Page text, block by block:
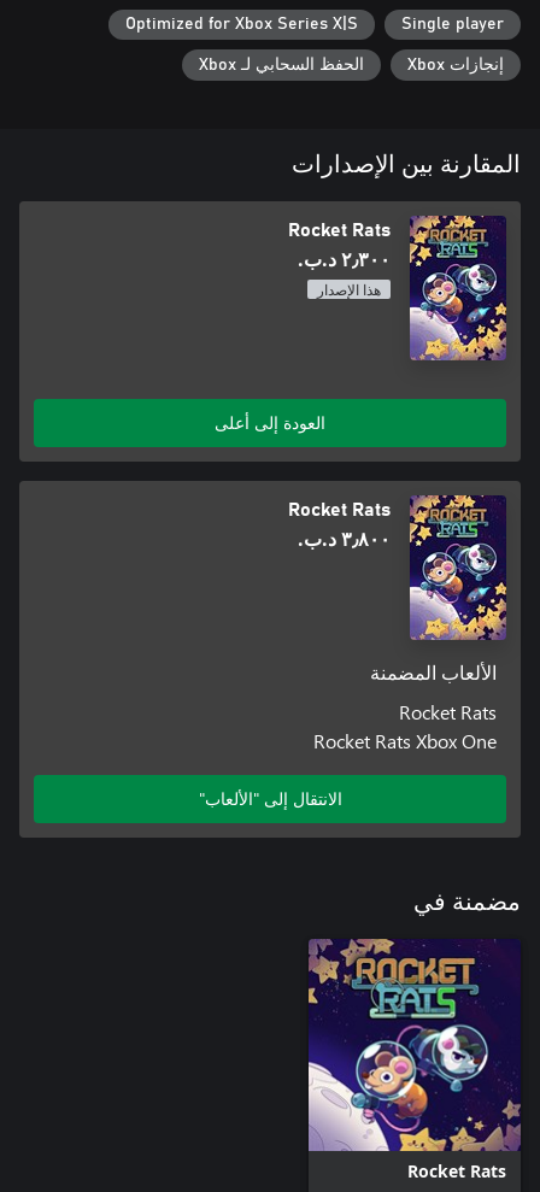
Single player
Optimized for Xbox Series X|S
إنجازات Xbox الحفظ السحابي لـ Xbox
المقارنة بين الإصدارات
Rocket Rats
٢٫٣٠٠ د.ب.‏
هذا الإصدار
العودة إلى أعلى
Rocket Rats
٣٫٨٠٠ د.ب.‏
الألعاب المضمنة
Rocket Rats
Rocket Rats Xbox One
الانتقال إلى "الألعاب"
مضمنة في
Rocket Rats